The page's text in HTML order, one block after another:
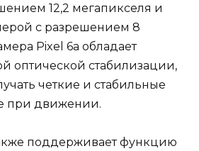
12,2 мегапикселя и
с разрешением 8
Pixel 6a обладает
оптической стабилизации,
четкие и стабильные
при движении.
поддерживает функцию